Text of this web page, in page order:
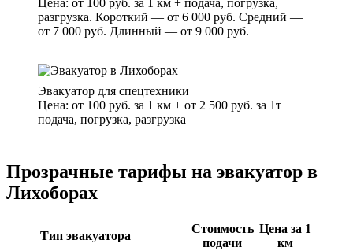
Цена: от 100 руб. за 1 км + подача, погрузка,
разгрузка. Короткий — от 6 000 руб. Средний —
от 7 000 руб. Длинный — от 9 000 руб.
Эвакуатор для спецтехники
Цена: от 100 руб. за 1 км + от 2 500 руб. за 1т
подача, погрузка, разгрузка
Прозрачные тарифы на эвакуатор в
Лихоборах
Тип эвакуатора
Стоимость
подачи
Цена за 1
км